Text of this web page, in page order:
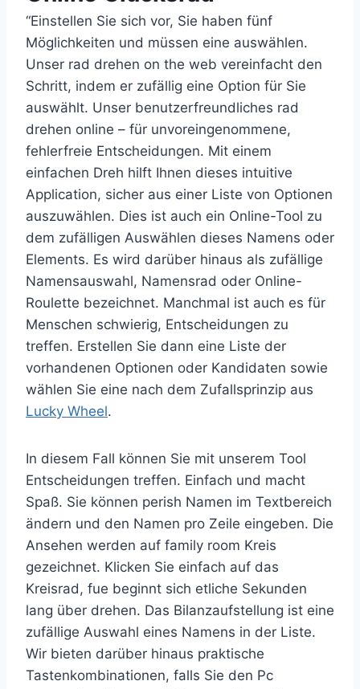
“Einstellen Sie sich vor, Sie haben fünf
Möglichkeiten und müssen eine auswählen.
Unser rad drehen on the web vereinfacht den
Schritt, indem er zufällig eine Option für Sie
auswählt. Unser benutzerfreundliches rad
drehen online – für unvoreingenommene,
fehlerfreie Entscheidungen. Mit einem
einfachen Dreh hilft Ihnen dieses intuitive
Application, sicher aus einer Liste von Optionen
auszuwählen. Dies ist auch ein Online-Tool zu
dem zufälligen Auswählen dieses Namens oder
Elements. Es wird darüber hinaus als zufällige
Namensauswahl, Namensrad oder Online-
Roulette bezeichnet. Manchmal ist auch es für
Menschen schwierig, Entscheidungen zu
treffen. Erstellen Sie dann eine Liste der
vorhandenen Optionen oder Kandidaten sowie
wählen Sie eine nach dem Zufallsprinzip aus
Lucky Wheel.
In diesem Fall können Sie mit unserem Tool
Entscheidungen treffen. Einfach und macht
Spaß. Sie können perish Namen im Textbereich
ändern und den Namen pro Zeile eingeben. Die
Ansehen werden auf family room Kreis
gezeichnet. Klicken Sie einfach auf das
Kreisrad, fue beginnt sich etliche Sekunden
lang über drehen. Das Bilanzaufstellung ist eine
zufällige Auswahl eines Namens in der Liste.
Wir bieten darüber hinaus praktische
Tastenkombinationen, falls Sie den Pc